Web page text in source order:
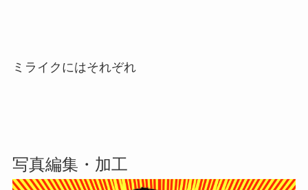
ミライクにはそれぞれ
写真編集・加工